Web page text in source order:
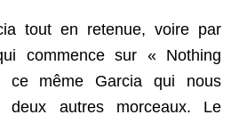
tout en retenue, voire par
commence sur « Nothing
ce même Garcia qui nous
deux autres morceaux. Le